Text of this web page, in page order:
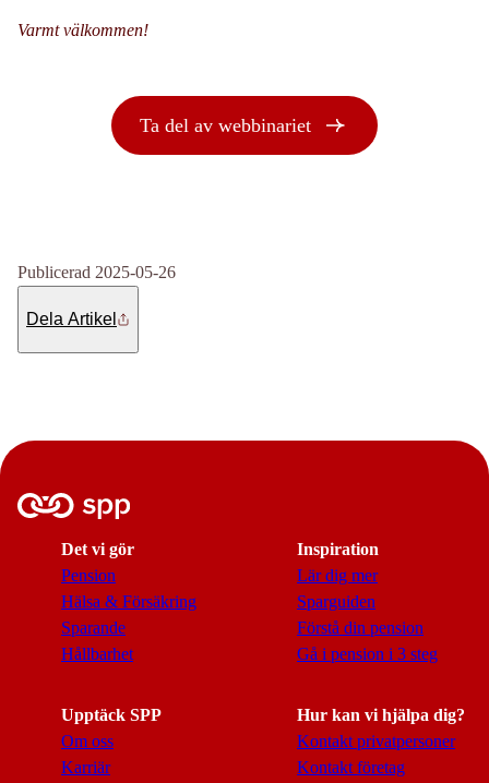
Varmt välkommen!
Ta del av webbinariet
Publicerad 2025-05-26
Dela Artikel
Det vi gör
Pension
Hälsa & Försäkring
Sparande
Hållbarhet
Inspiration
Lär dig mer
Sparguiden
Förstå din pension
Gå i pension i 3 steg
Upptäck SPP
Om oss
Karriär
Hur kan vi hjälpa dig?
Kontakt privatpersoner
Kontakt företag